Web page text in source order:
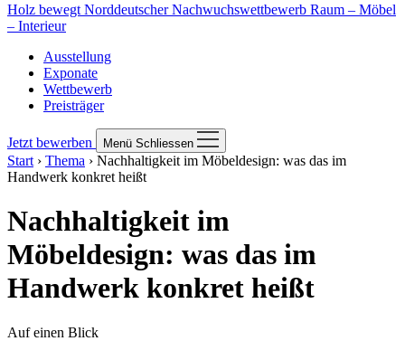
Holz bewegt Norddeutscher Nachwuchswettbewerb Raum – Möbel
– Interieur
Ausstellung
Exponate
Wettbewerb
Preisträger
Jetzt bewerben Menü Schliessen
Start › Thema › Nachhaltigkeit im Möbeldesign: was das im
Handwerk konkret heißt
Nachhaltigkeit im
Möbeldesign: was das im
Handwerk konkret heißt
Auf einen Blick